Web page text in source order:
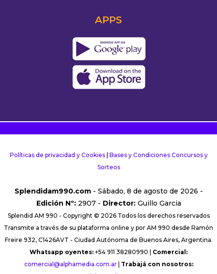
APPS
Políticas de privacidad y Cookies| Bases y Condiciones Concursos y
Sorteos
Splendidam990.com- Sábado, 8 de agosto de 2026 -
Edición Nº:2907 - Director:Guillo Garcia
Splendid AM 990 - Copyright © 2026 Todos los derechos reservados
Transmite a través de su plataforma online y por AM 990 desde Ramón
Freire 932, C1426AVT - Ciudad Autónoma de Buenos Aires, Argentina.
Whatsapp oyentes: +54 911 38280990 | Comercial:
comercial@alphamedia.com.ar| Trabajá con nosotros: